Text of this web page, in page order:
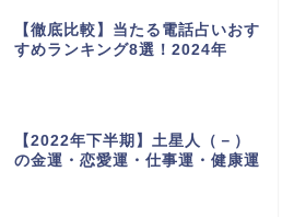
【徹底比較】当たる電話占いおす
すめランキング8選！2024年
【2022年下半期】土星人（－）
の金運・恋愛運・仕事運・健康運